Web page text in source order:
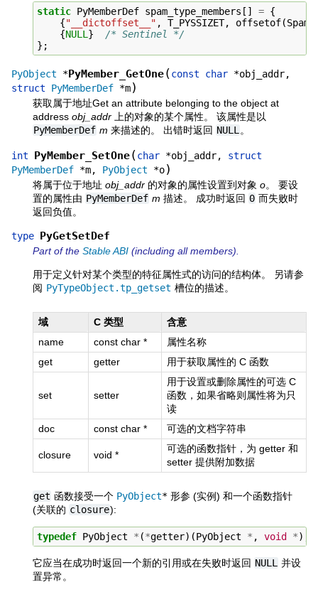
static PyMemberDef spam_type_members [] = {
{"__dictoffset__" , T_PYSSIZET, offsetof(
{NULL }
/* Sentinel */
};
PyObject *PyMember_GetOne(const char *obj_addr,
struct
PyMemberDef *m)
获取属于地址Get an attribute belonging to the object at
address obj_addr 上的对象的某个属性。 该属性是以
PyMemberDef m 来描述的。 出错时返回 NULL 。
int PyMember_SetOne(char *obj_addr, struct
PyMemberDef *m, PyObject *o)
将属于位于地址 obj_addr 的对象的属性设置到对象 o。 要设
置的属性由 PyMemberDef m 描述。 成功时返回 0 而失败时
返回负值。
type PyGetSetDef
Part of the Stable ABI (including all members).
用于定义针对某个类型的特征属性式的访问的结构体。 另请参
阅 PyTypeObject.tp_getset 槽位的描述。
域 C 类型
含意
name
const char *
属性名称
get
getter 用于获取属性的 C 函数
set setter
用于设置或删除属性的可选 C
函数，如果省略则属性将为只
读
doc
const char * 可选的文档字符串
closure void *
可选的函数指针，为 getter 和
setter 提供附加数据
get 函数接受一个 PyObject* 形参 (实例) 和一个函数指针
(关联的 closure):
typedef PyObject * (*getter)(PyObject * , void *);
它应当在成功时返回一个新的引用或在失败时返回 NULL
并设
置异常。